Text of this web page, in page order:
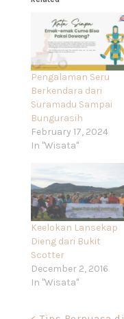
Pengalaman Seru
Berkendara dari
Suramadu Sampai
Bungurasih
February 17, 2024
In "Wisata"
Keelokan Lansekap
Dieng dari Bukit
Scotter
December 2, 2016
In "Wisata"